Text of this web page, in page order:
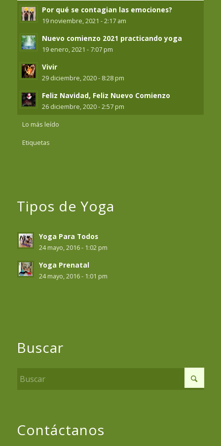
Por qué se contagian las emociones?
19 noviembre, 2021 - 2:17 am
Nuevo comienzo 2021 practicando yoga
19 enero, 2021 - 7:07 pm
Vivir
29 diciembre, 2020 - 8:28 pm
Feliz Navidad, Feliz Nuevo Comienzo
26 diciembre, 2020 - 2:57 pm
Lo más leído
Etiquetas
Tipos de Yoga
Yoga Para Todos
24 mayo, 2016 - 1:02 pm
Yoga Prenatal
24 mayo, 2016 - 1:01 pm
Buscar
Contáctanos